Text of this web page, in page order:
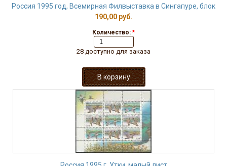
Россия 1995 год, Всемирная Филвыставка в Сингапуре, блок
190,00 руб.
Количество: *
28 доступно для заказа